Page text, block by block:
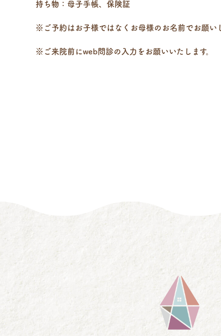
持ち物：母子手帳、保険証
※ご予約はお子様ではなくお母様のお名前でお願い
※ご来院前にweb問診の入力をお願いいたします。